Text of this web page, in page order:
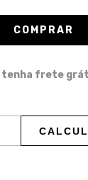
tenha frete